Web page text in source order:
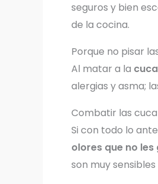
seguros y bien
de la cocina.
Porque no pisar
Al matar a la
alergias y asma;
Combatir las
Si con todo lo
olores que no les
son muy